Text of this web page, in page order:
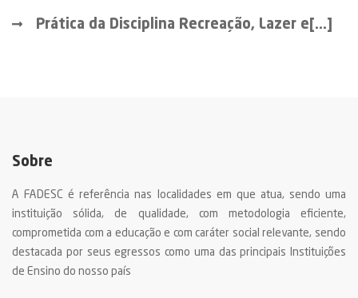
Prática da Disciplina Recreação, Lazer e[...]
Sobre
A FADESC é referência nas localidades em que atua, sendo uma
instituição sólida, de qualidade, com metodologia eficiente,
comprometida com a educação e com caráter social relevante, sendo
destacada por seus egressos como uma das principais Instituições
de Ensino do nosso país